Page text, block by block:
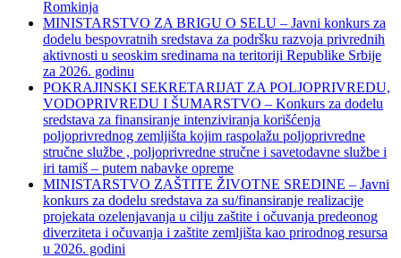
Romkinja
MINISTARSTVO ZA BRIGU O SELU – Javni konkurs za
dodelu bespovratnih sredstava za podršku razvoja privrednih
aktivnosti u seoskim sredinama na teritoriji Republike Srbije
za 2026. godinu
POKRAJINSKI SEKRETARIJAT ZA POLJOPRIVREDU,
VODOPRIVREDU I ŠUMARSTVO – Konkurs za dodelu
sredstava za finansiranje intenziviranja korišćenja
poljoprivrednog zemljišta kojim raspolažu poljoprivredne
stručne službe , poljoprivredne stručne i savetodavne službe i
iri tamiš ‒ putem nabavke opreme
MINISTARSTVO ZAŠTITE ŽIVOTNE SREDINE – Javni
konkurs za dodelu sredstava za su/finansiranje realizacije
projekata ozelenjavanja u cilju zaštite i očuvanja predeonog
diverziteta i očuvanja i zaštite zemljišta kao prirodnog resursa
u 2026. godini